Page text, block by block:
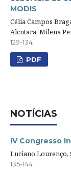
MODIS
Célia Campos
Alcntara, Milena
129-134
PDF
NOTÍCIAS
IV Congresso
Luciano Lourenço,
135-144